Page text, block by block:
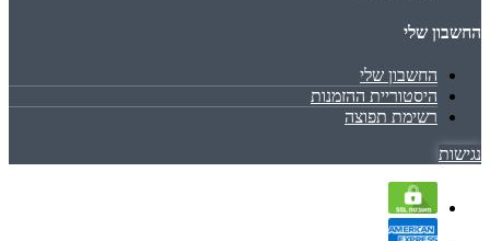
החשבון שלי
החשבון שלי
היסטוריית ההזמנות
רשימת תפוצה
נגישות